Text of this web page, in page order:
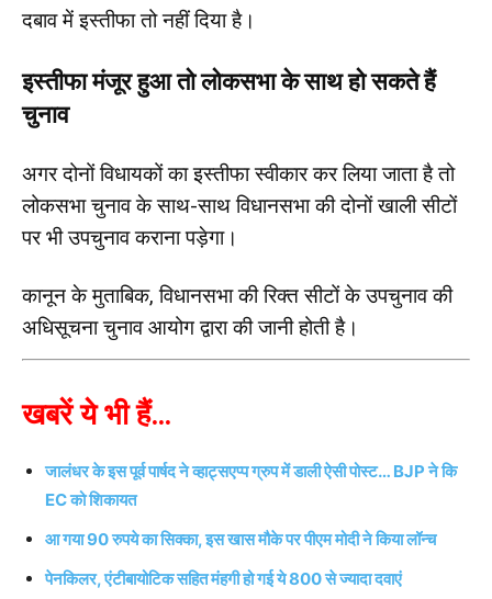
दबाव में इस्तीफा तो नहीं दिया है।
इस्तीफा मंजूर हुआ तो लोकसभा के साथ हो सकते हैं
चुनाव
अगर दोनों विधायकों का इस्तीफा स्वीकार कर लिया जाता है तो
लोकसभा चुनाव के साथ-साथ विधानसभा की दोनों खाली सीटों
पर भी उपचुनाव कराना पड़ेगा।
कानून के मुताबिक, विधानसभा की रिक्त सीटों के उपचुनाव की
अधिसूचना चुनाव आयोग द्वारा की जानी होती है।
खबरें ये भी हैं…
जालंधर के इस पूर्व पार्षद ने व्हाट्सएप्प ग्रुप में डाली ऐसी पोस्ट… BJP ने कि
EC को शिकायत
आ गया 90 रुपये का सिक्का, इस खास मौके पर पीएम मोदी ने किया लॉन्च
पेनकिलर, एंटीबायोटिक सहित मंहगी हो गई ये 800 से ज्यादा दवाएं